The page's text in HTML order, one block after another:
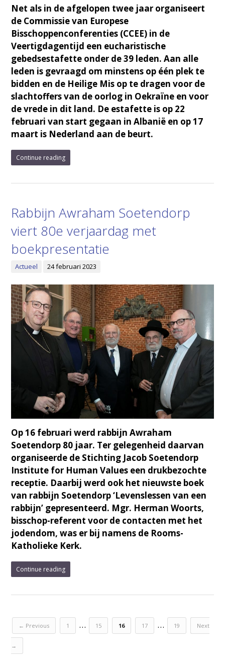
Net als in de afgelopen twee jaar organiseert
de Commissie van Europese
Bisschoppenconferenties (CCEE) in de
Veertigdagentijd een eucharistische
gebedsestafette onder de 39 leden. Aan alle
leden is gevraagd om minstens op één plek te
bidden en de Heilige Mis op te dragen voor de
slachtoffers van de oorlog in Oekraïne en voor
de vrede in dit land. De estafette is op 22
februari van start gegaan in Albanië en op 17
maart is Nederland aan de beurt.
Continue reading
Rabbijn Awraham Soetendorp
viert 80e verjaardag met
boekpresentatie
Actueel 24 februari 2023
Op 16 februari werd rabbijn Awraham
Soetendorp 80 jaar. Ter gelegenheid daarvan
organiseerde de Stichting Jacob Soetendorp
Institute for Human Values een drukbezochte
receptie. Daarbij werd ook het nieuwste boek
van rabbijn Soetendorp ‘Levenslessen van een
rabbijn’ gepresenteerd. Mgr. Herman Woorts,
bisschop-referent voor de contacten met het
jodendom, was er bij namens de Rooms-
Katholieke Kerk.
Continue reading
← Previous 1 … 15 16 17 … 19 Next
→